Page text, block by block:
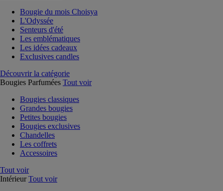
Bougie du mois Choisya
L'Odyssée
Senteurs d'été
Les emblématiques
Les idées cadeaux
Exclusives candles
Découvrir la catégorie
Bougies Parfumées Tout voir
Bougies classiques
Grandes bougies
Petites bougies
Bougies exclusives
Chandelles
Les coffrets
Accessoires
Tout voir
Intérieur Tout voir